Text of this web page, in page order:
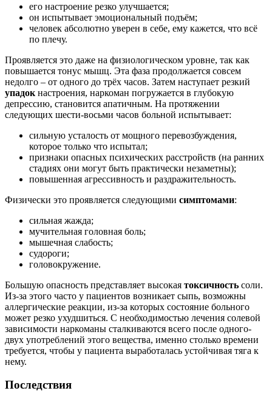
его настроение резко улучшается;
он испытывает эмоциональный подъём;
человек абсолютно уверен в себе, ему кажется, что всё
по плечу.
Проявляется это даже на физиологическом уровне, так как
повышается тонус мышц. Эта фаза продолжается совсем
недолго – от одного до трёх часов. Затем наступает резкий
упадок настроения, наркоман погружается в глубокую
депрессию, становится апатичным. На протяжении
следующих шести-восьми часов больной испытывает:
сильную усталость от мощного перевозбуждения,
которое только что испытал;
признаки опасных психических расстройств (на ранних
стадиях они могут быть практически незаметны);
повышенная агрессивность и раздражительность.
Физически это проявляется следующими симптомами:
сильная жажда;
мучительная головная боль;
мышечная слабость;
судороги;
головокружение.
Большую опасность представляет высокая токсичность соли.
Из-за этого часто у пациентов возникает сыпь, возможны
аллергические реакции, из-за которых состояние больного
может резко ухудшиться. С необходимостью лечения солевой
зависимости наркоманы сталкиваются всего после одного-
двух употреблений этого вещества, именно столько времени
требуется, чтобы у пациента выработалась устойчивая тяга к
нему.
Последствия